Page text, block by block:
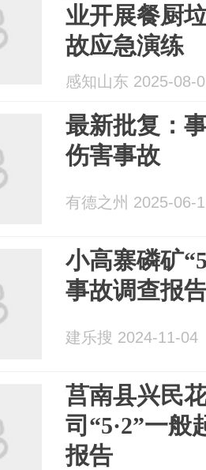
业开展餐厨
故应急演练
感知山东 2025-08-
最新批复：
伤害事故
有德之州 2025-06-
小高寨磷矿
事故调查报
建乐搜 2024-11-04
莒南县兴民
司“5·2”一般
报告